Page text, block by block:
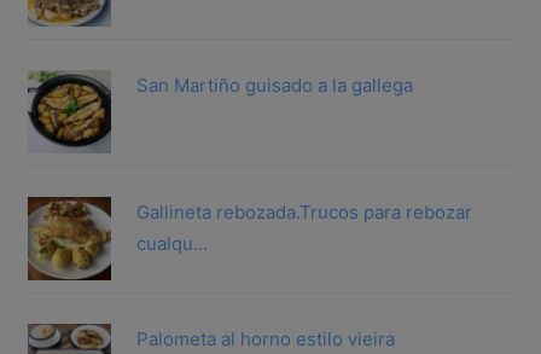
San Martiño guisado a la gallega
Gallineta rebozada.Trucos para rebozar
cualqu...
Palometa al horno estilo vieira